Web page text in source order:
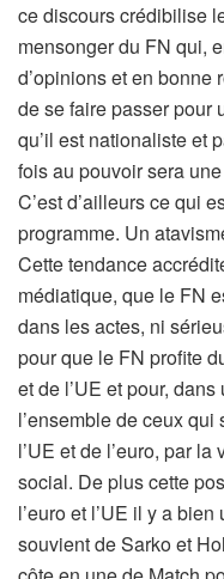
ce discours crédibilise
mensonger du FN qui,
d’opinions et en bonne
de se faire passer pour
qu’il est nationaliste et
fois au pouvoir sera
C’est d’ailleurs ce qui
programme. Un
Cette tendance
médiatique, que le FN
dans les actes, ni
pour que le FN profite
et de l’UE et pour,
l’ensemble de ceux
l’UE et de l’euro, par
social. De plus cette
l’euro et l’UE il y a
souvient de Sarko et